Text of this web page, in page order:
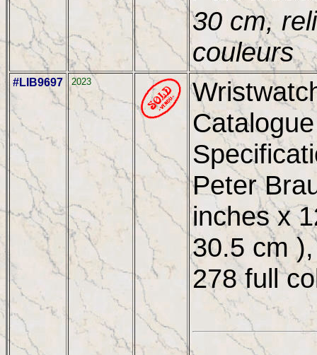
30 cm,
couleurs
#LIB9697 2023
Peter
inches x
30.5 cm
278 full